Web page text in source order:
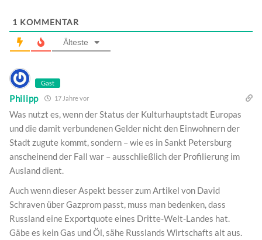
1 KOMMENTAR
Älteste
Gast
Philipp 17 Jahre vor
Was nutzt es, wenn der Status der Kulturhauptstadt Europas
und die damit verbundenen Gelder nicht den Einwohnern der
Stadt zugute kommt, sondern – wie es in Sankt Petersburg
anscheinend der Fall war – ausschließlich der Profilierung im
Ausland dient.
Auch wenn dieser Aspekt besser zum Artikel von David
Schraven über Gazprom passt, muss man bedenken, dass
Russland eine Exportquote eines Dritte-Welt-Landes hat.
Gäbe es kein Gas und Öl, sähe Russlands Wirtschafts alt aus.